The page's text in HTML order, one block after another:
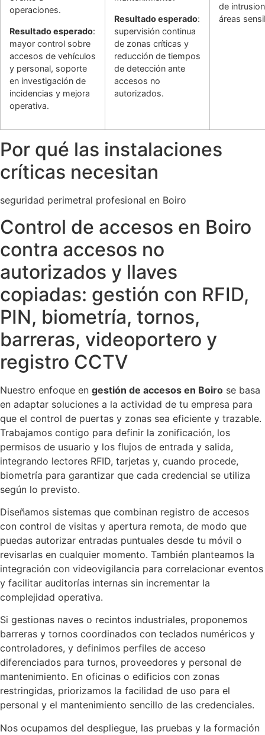
operaciones.
Resultado esperado:
mayor control sobre
accesos de vehículos
y personal, soporte
en investigación de
incidencias y mejora
operativa.
Resultado esperado:
supervisión continua
de zonas críticas y
reducción de tiempos
de detección ante
accesos no
autorizados.
de
áreas
Por qué las instalaciones
críticas necesitan
seguridad perimetral profesional en Boiro
Control de accesos en Boiro
contra accesos no
autorizados y llaves
copiadas: gestión con RFID,
PIN, biometría, tornos,
barreras, videoportero y
registro CCTV
Nuestro enfoque en gestión de accesos en Boiro se basa
en adaptar soluciones a la actividad de tu empresa para
que el control de puertas y zonas sea eficiente y trazable.
Trabajamos contigo para definir la zonificación, los
permisos de usuario y los flujos de entrada y salida,
integrando lectores RFID, tarjetas y, cuando procede,
biometría para garantizar que cada credencial se utiliza
según lo previsto.
Diseñamos sistemas que combinan registro de accesos
con control de visitas y apertura remota, de modo que
puedas autorizar entradas puntuales desde tu móvil o
revisarlas en cualquier momento. También planteamos la
integración con videovigilancia para correlacionar eventos
y facilitar auditorías internas sin incrementar la
complejidad operativa.
Si gestionas naves o recintos industriales, proponemos
barreras y tornos coordinados con teclados numéricos y
controladores, y definimos perfiles de acceso
diferenciados para turnos, proveedores y personal de
mantenimiento. En oficinas o edificios con zonas
restringidas, priorizamos la facilidad de uso para el
personal y el mantenimiento sencillo de las credenciales.
Nos ocupamos del despliegue, las pruebas y la formación